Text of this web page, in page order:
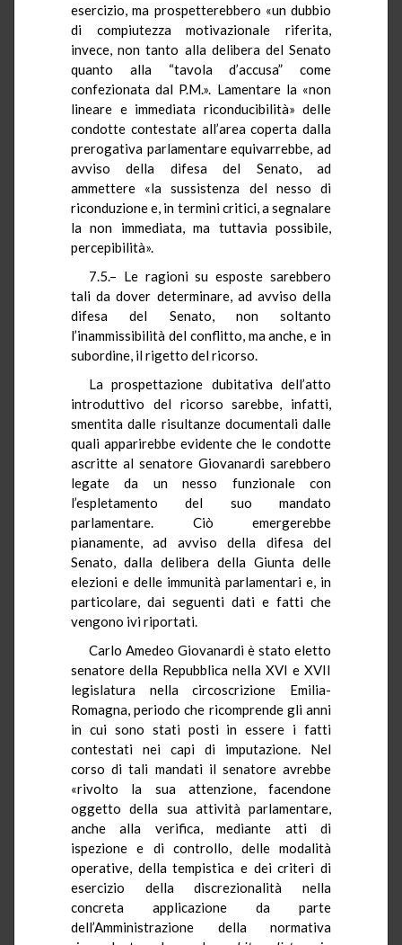
esercizio, ma prospetterebbero «un dubbio
di compiutezza motivazionale riferita,
invece, non tanto alla delibera del Senato
quanto alla “tavola d’accusa” come
confezionata dal P.M.». Lamentare la «non
lineare e immediata riconducibilità» delle
condotte contestate all’area coperta dalla
prerogativa parlamentare equivarrebbe, ad
avviso della difesa del Senato, ad
ammettere «la sussistenza del nesso di
riconduzione e, in termini critici, a segnalare
la non immediata, ma tuttavia possibile,
percepibilità».
7.5.– Le ragioni su esposte sarebbero
tali da dover determinare, ad avviso della
difesa del Senato, non soltanto
l’inammissibilità del conflitto, ma anche, e in
subordine, il rigetto del ricorso.
La prospettazione dubitativa dell’atto
introduttivo del ricorso sarebbe, infatti,
smentita dalle risultanze documentali dalle
quali apparirebbe evidente che le condotte
ascritte al senatore Giovanardi sarebbero
legate da un nesso funzionale con
l’espletamento del suo mandato
parlamentare. Ciò emergerebbe
pianamente, ad avviso della difesa del
Senato, dalla delibera della Giunta delle
elezioni e delle immunità parlamentari e, in
particolare, dai seguenti dati e fatti che
vengono ivi riportati.
Carlo Amedeo Giovanardi è stato eletto
senatore della Repubblica nella XVI e XVII
legislatura nella circoscrizione Emilia-
Romagna, periodo che ricomprende gli anni
in cui sono stati posti in essere i fatti
contestati nei capi di imputazione. Nel
corso di tali mandati il senatore avrebbe
«rivolto la sua attenzione, facendone
oggetto della sua attività parlamentare,
anche alla verifica, mediante atti di
ispezione e di controllo, delle modalità
operative, della tempistica e dei criteri di
esercizio della discrezionalità nella
concreta applicazione da parte
dell’Amministrazione della normativa